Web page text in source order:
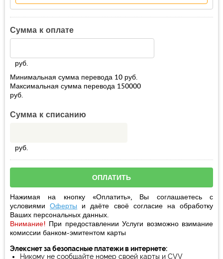
Сумма к оплате
руб.
Минимальная сумма перевода 10 руб.
Максимальная сумма перевода 150000
руб.
Сумма к списанию
руб.
Нажимая на кнопку «Оплатить», Вы соглашаетесь с
условиямиОферты и даёте своё согласиена обработку
Ваших персональных данных.
Внимание! При предоставлении Услуги возможно взимание
комиссии банком-эмитентом карты
Элекснет за безопасные платежи в интернете:
Никому не сообщайте номер своей карты и CVV